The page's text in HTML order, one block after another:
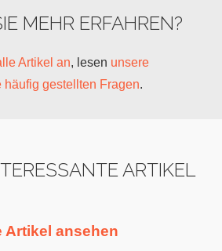
MEHR ERFAHREN?
Artikel an, lesen unsere
häufig gestellten Fragen.
ARTIKEL
Artikel ansehen